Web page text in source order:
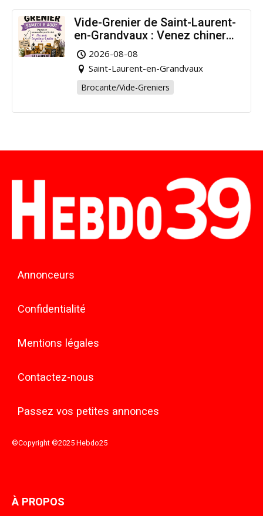
Vide-Grenier de Saint-Laurent-
en-Grandvaux : Venez chiner
pour la bonne cause !
2026-08-08
Saint-Laurent-en-Grandvaux
Brocante/Vide-Greniers